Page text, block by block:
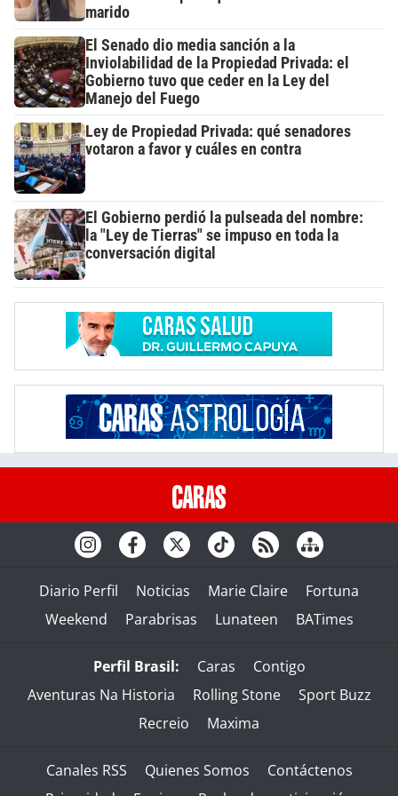
marido
El Senado dio media sanción a la
Inviolabilidad de la Propiedad Privada: el
Gobierno tuvo que ceder en la Ley del
Manejo del Fuego
Ley de Propiedad Privada: qué senadores
votaron a favor y cuáles en contra
El Gobierno perdió la pulseada del nombre:
la "Ley de Tierras" se impuso en toda la
conversación digital
Diario Perfil Noticias Marie Claire
Fortuna
Weekend
Parabrisas Lunateen BATimes
Perfil Brasil: Caras
Contigo
Aventuras Na Historia
Rolling Stone
Sport Buzz
Recreio
Maxima
Canales RSS Quienes Somos
Contáctenos